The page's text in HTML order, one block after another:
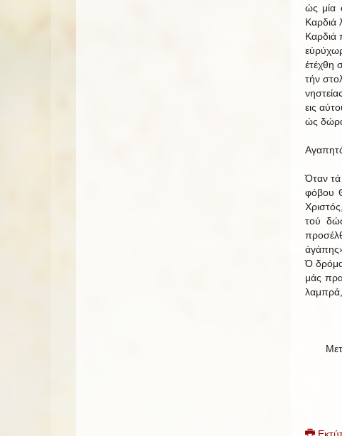
ώς μία
Καρδιά
Καρδιά
έτέχθη
τήν
εις
ώς
Όταν τά
φόβου
τού
Ό
μάς
λαμπρά,